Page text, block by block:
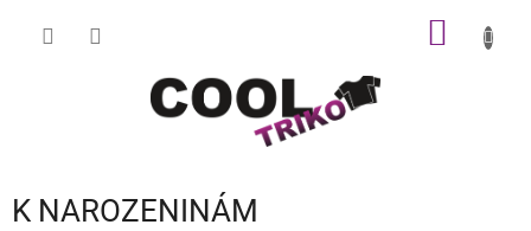
K NAROZENINÁM